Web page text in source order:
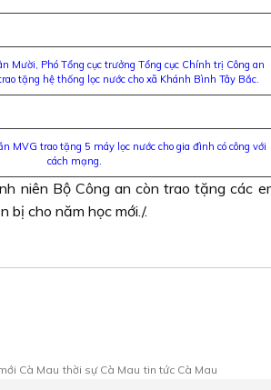
Mười, Phó Tổng cục trưởng Tổng cục Chính trị Công an
tặng hệ thống lọc nước cho xã Khánh Bình Tây Bắc.
MVG trao tặng 5 máy lọc nước cho gia đình có công với
cách mạng.
niên Bộ Công an còn trao tặng các
bị cho năm học mới./.
Cà Mau thời sự Cà Mau tin tức Cà Mau